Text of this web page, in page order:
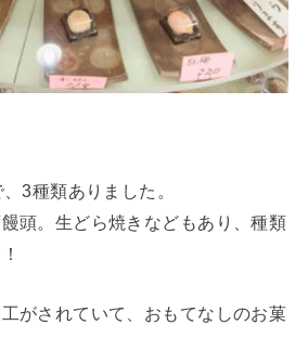
3種類ありました。
頭。生どら焼きなどもあり、種類
工がされていて、おもてなしのお菓